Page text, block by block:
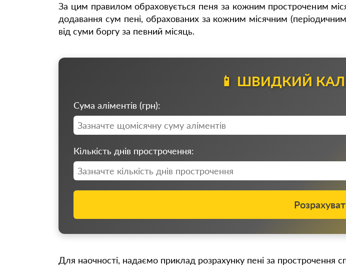
За цим правилом обраховується пеня за кожним простроченим
додавання сум пені, обрахованих за кожним місячним
від суми боргу за певний місяць.
📱 ШВИДКИЙ
Сума аліментів (грн):
Кількість днів прострочення:
Для наочності, надаємо приклад розрахунку пені за прострочення